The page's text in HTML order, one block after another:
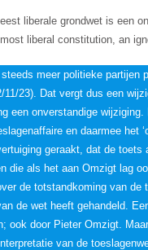
liberale grondwet is een
liberal constitution, an
meer politieke partijen
23). Dat vergt dus een
een onverstandige
en daarmee het
geraakt, dat de
die als het aan Omzigt lag
de totstandkoming van
de wet heeft gehandeld.
ook door Pieter Omzigt.
van de